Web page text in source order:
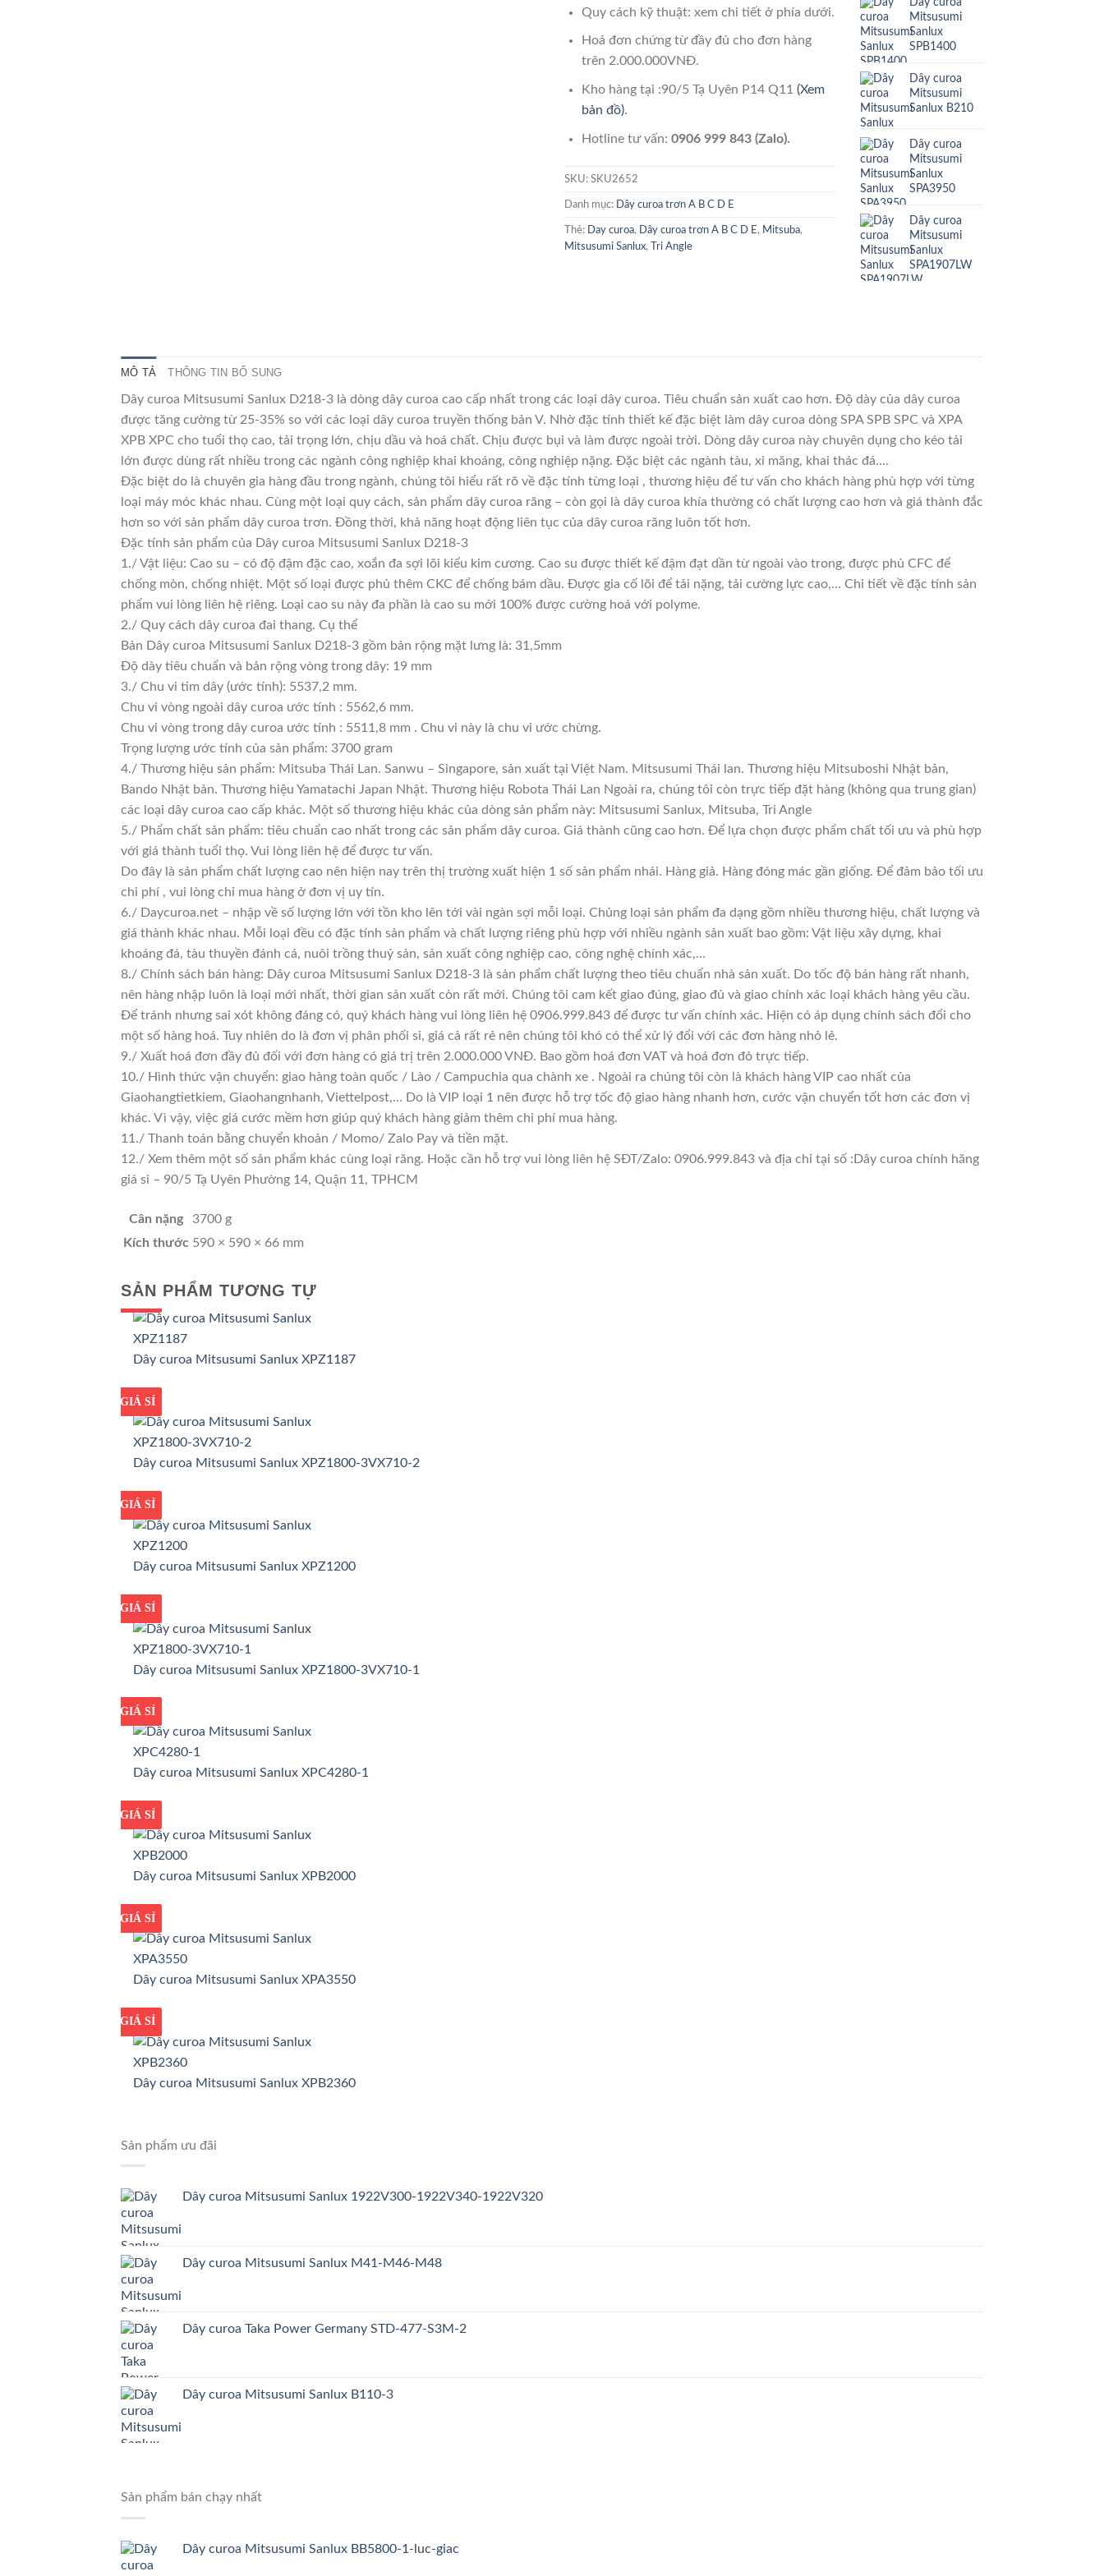
Quy cách kỹ thuật: xem chi tiết ở phía dưới.
Hoá đơn chứng từ đầy đủ cho đơn hàng
trên 2.000.000VNĐ.
Kho hàng tại :90/5 Tạ Uyên P14 Q11 (Xem
bản đồ).
Hotline tư vấn: 0906 999 843 (Zalo).
SKU: SKU2652
Danh mục: Dây curoa trơn A B C D E
Thẻ: Day curoa, Dây curoa trơn A B C D E , Mitsuba,
Mitsusumi Sanlux, Tri Angle
Mitsusumi
Sanlux
SPB1400
Dây curoa
Mitsusumi
Sanlux B210
Dây curoa
Mitsusumi
Sanlux
SPA3950
Dây curoa
Mitsusumi
Sanlux
SPA1907LW
MÔ TẢ THÔNG TIN BỔ SUNG
Dây curoa Mitsusumi Sanlux D218-3 là dòng dây curoa cao cấp nhất trong các loại dây curoa. Tiêu chuẩn sản xuất cao hơn. Độ dày của dây curoa
được tăng cường từ 25-35% so với các loại dây curoa truyền thống bản V. Nhờ đặc tính thiết kế đặc biệt làm dây curoa dòng SPA SPB SPC và XPA
XPB XPC cho tuổi thọ cao, tải trọng lớn, chịu dầu và hoá chất. Chịu được bụi và làm được ngoài trời. Dòng dây curoa này chuyên dụng cho kéo tải
lớn được dùng rất nhiều trong các ngành công nghiệp khai khoáng, công nghiệp nặng. Đặc biệt các ngành tàu, xi măng, khai thác đá….
Đặc biệt do là chuyên gia hàng đầu trong ngành, chúng tôi hiểu rất rõ về đặc tính từng loại , thương hiệu để tư vấn cho khách hàng phù hợp với từng
loại máy móc khác nhau. Cùng một loại quy cách, sản phẩm dây curoa răng – còn gọi là dây curoa khía thường có chất lượng cao hơn và giá thành đắc
hơn so với sản phẩm dây curoa trơn. Đồng thời, khả năng hoạt động liên tục của dây curoa răng luôn tốt hơn.
Đặc tính sản phẩm của Dây curoa Mitsusumi Sanlux D218-3
1./ Vật liệu: Cao su – có độ đậm đặc cao, xoắn đa sợi lõi kiểu kim cương. Cao su được thiết kế đậm đạt dần từ ngoài vào trong, được phủ CFC để
chống mòn, chống nhiệt. Một số loại được phủ thêm CKC để chống bám dầu. Được gia cố lõi để tải nặng, tải cường lực cao,… Chi tiết về đặc tính sản
phẩm vui lòng liên hệ riêng. Loại cao su này đa phần là cao su mới 100% được cường hoá với polyme.
2./ Quy cách dây curoa đai thang. Cụ thể
Bản Dây curoa Mitsusumi Sanlux D218-3 gồm bản rộng mặt lưng là: 31,5mm
Độ dày tiêu chuẩn và bản rộng vòng trong dây: 19 mm
3./ Chu vi tim dây (ước tính): 5537,2 mm.
Chu vi vòng ngoài dây curoa ước tính : 5562,6 mm.
Chu vi vòng trong dây curoa ước tính : 5511,8 mm . Chu vi này là chu vi ước chừng.
Trọng lượng ước tính của sản phẩm: 3700 gram
4./ Thương hiệu sản phẩm: Mitsuba Thái Lan. Sanwu – Singapore, sản xuất tại Việt Nam. Mitsusumi Thái lan. Thương hiệu Mitsuboshi Nhật bản,
Bando Nhật bản. Thương hiệu Yamatachi Japan Nhật. Thương hiệu Robota Thái Lan Ngoài ra, chúng tôi còn trực tiếp đặt hàng (không qua trung gian)
các loại dây curoa cao cấp khác. Một số thương hiệu khác của dòng sản phẩm này: Mitsusumi Sanlux, Mitsuba, Tri Angle
5./ Phẩm chất sản phẩm: tiêu chuẩn cao nhất trong các sản phẩm dây curoa. Giá thành cũng cao hơn. Để lựa chọn được phẩm chất tối ưu và phù hợp
với giá thành tuổi thọ. Vui lòng liên hệ để được tư vấn.
Do đây là sản phẩm chất lượng cao nên hiện nay trên thị trường xuất hiện 1 số sản phẩm nhái. Hàng giả. Hàng đóng mác gần giống. Để đảm bảo tối ưu
chi phí , vui lòng chỉ mua hàng ở đơn vị uy tín.
6./ Daycuroa.net – nhập về số lượng lớn với tồn kho lên tới vài ngàn sợi mỗi loại. Chủng loại sản phẩm đa dạng gồm nhiều thương hiệu, chất lượng và
giá thành khác nhau. Mỗi loại đều có đặc tính sản phẩm và chất lượng riêng phù hợp với nhiều ngành sản xuất bao gồm: Vật liệu xây dựng, khai
khoáng đá, tàu thuyền đánh cá, nuôi trồng thuỷ sản, sản xuất công nghiệp cao, công nghệ chính xác,…
8./ Chính sách bán hàng: Dây curoa Mitsusumi Sanlux D218-3 là sản phẩm chất lượng theo tiêu chuẩn nhà sản xuất. Do tốc độ bán hàng rất nhanh,
nên hàng nhập luôn là loại mới nhất, thời gian sản xuất còn rất mới. Chúng tôi cam kết giao đúng, giao đủ và giao chính xác loại khách hàng yêu cầu.
Để tránh nhưng sai xót không đáng có, quý khách hàng vui lòng liên hệ 0906.999.843 để được tư vấn chính xác. Hiện có áp dụng chính sách đổi cho
một số hàng hoá. Tuy nhiên do là đơn vị phân phối sỉ, giá cả rất rẻ nên chúng tôi khó có thể xử lý đổi với các đơn hàng nhỏ lẻ.
9./ Xuất hoá đơn đầy đủ đối với đơn hàng có giá trị trên 2.000.000 VNĐ. Bao gồm hoá đơn VAT và hoá đơn đỏ trực tiếp.
10./ Hình thức vận chuyển: giao hàng toàn quốc / Lào / Campuchia qua chành xe . Ngoài ra chúng tôi còn là khách hàng VIP cao nhất của
Giaohangtietkiem, Giaohangnhanh, Viettelpost,… Do là VIP loại 1 nên được hỗ trợ tốc độ giao hàng nhanh hơn, cước vận chuyển tốt hơn các đơn vị
khác. Vì vậy, việc giá cước mềm hơn giúp quý khách hàng giảm thêm chi phí mua hàng.
11./ Thanh toán bằng chuyển khoản / Momo/ Zalo Pay và tiền mặt.
12./ Xem thêm một số sản phẩm khác cùng loại răng. Hoặc cần hỗ trợ vui lòng liên hệ SĐT/Zalo: 0906.999.843 và địa chỉ tại số :Dây curoa chính hãng
giá sỉ – 90/5 Tạ Uyên Phường 14, Quận 11, TPHCM
Cân nặng
3700 g
Kích thước 590 × 590 × 66 mm
SẢN PHẨM TƯƠNG TỰ
GIÁ TỐT
GIÁ SỈ
Dây curoa Mitsusumi Sanlux XPZ1187
GIÁ TỐT
GIÁ SỈ
Dây curoa Mitsusumi Sanlux XPZ1800-3VX710-2
GIÁ TỐT
GIÁ SỈ
Dây curoa Mitsusumi Sanlux XPZ1200
GIÁ TỐT
GIÁ SỈ
Dây curoa Mitsusumi Sanlux XPZ1800-3VX710-1
GIÁ TỐT
GIÁ SỈ
Dây curoa Mitsusumi Sanlux XPC4280-1
GIÁ TỐT
GIÁ SỈ
Dây curoa Mitsusumi Sanlux XPB2000
GIÁ TỐT
GIÁ SỈ
Dây curoa Mitsusumi Sanlux XPA3550
GIÁ TỐT
GIÁ SỈ
Dây curoa Mitsusumi Sanlux XPB2360
Sản phẩm ưu đãi
Dây curoa Mitsusumi Sanlux 1922V300-1922V340-1922V320
Dây curoa Mitsusumi Sanlux M41-M46-M48
Dây curoa Taka Power Germany STD-477-S3M-2
Dây curoa Mitsusumi Sanlux B110-3
Sản phẩm bán chạy nhất
Dây curoa Mitsusumi Sanlux BB5800-1-luc-giac